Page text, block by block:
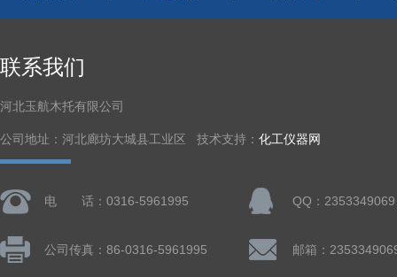
联系我们
河北玉航木托有限公司
公司地址：河北廊坊大城县工业区 技术支持： 化工仪器网
电 话：0316-5961995 QQ：2353349069
公司传真：86-0316-5961995 邮箱：